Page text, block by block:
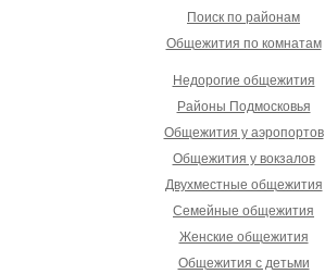
Поиск по районам
Общежития по комнатам
Недорогие общежития
Районы Подмосковья
Общежития у аэропортов
Общежития у вокзалов
Двухместные общежития
Семейные общежития
Женские общежития
Общежития с детьми